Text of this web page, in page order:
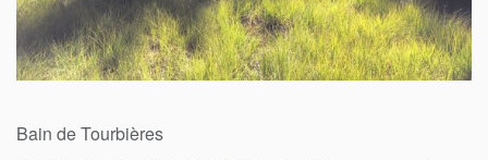
25
Bain de Tourbières